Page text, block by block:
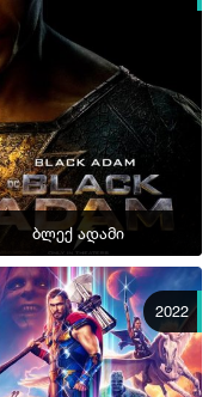
ბლექ ადამი
2022